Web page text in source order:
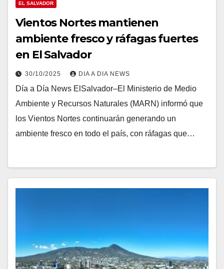
EL SALVADOR
Vientos Nortes mantienen
ambiente fresco y ráfagas fuertes
en El Salvador
30/10/2025 DIA A DIA NEWS
Día a Día News ElSalvador–El Ministerio de Medio
Ambiente y Recursos Naturales (MARN) informó que
los Vientos Nortes continuarán generando un
ambiente fresco en todo el país, con ráfagas que…